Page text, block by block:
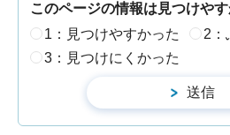
このページの情報は見つけや
1：見つけやすかった
2：
3：見つけにくかった